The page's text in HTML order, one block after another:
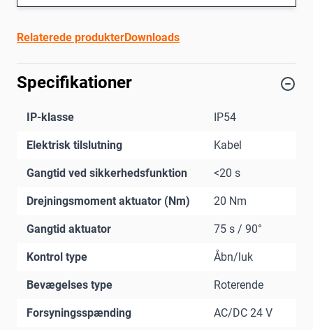
Relaterede produkterDownloads
Specifikationer
IP-klasse IP54
Elektrisk tilslutning Kabel
Gangtid ved sikkerhedsfunktion <20 s
Drejningsmoment aktuator (Nm) 20 Nm
Gangtid aktuator 75 s / 90°
Kontrol type Åbn/luk
Bevægelses type Roterende
Forsyningsspænding AC/DC 24 V